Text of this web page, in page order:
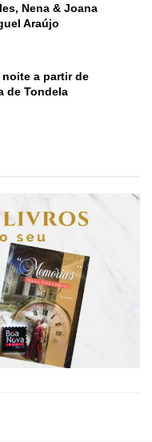
Nena & Joana
Araújo
a partir de
de Tondela